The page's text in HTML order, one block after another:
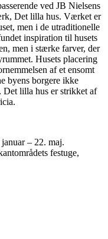
ved JB Nielsens
Det lilla hus. Værket er
men i de utraditionelle
inspiration til husets
men i stærke farver, der
Husets placering
af et ensomt
byens borgere ikke
Det lilla hus er strikket af
– 22. maj.
festuge,